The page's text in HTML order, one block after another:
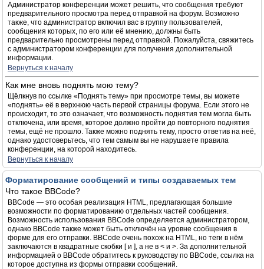
Администратор конференции может решить, что сообщения требуют
предварительного просмотра перед отправкой на форум. Возможно
также, что администратор включил вас в группу пользователей,
сообщения которых, по его или её мнению, должны быть
предварительно просмотрены перед отправкой. Пожалуйста, свяжитесь
с администратором конференции для получения дополнительной
информации.
Вернуться к началу
Как мне вновь поднять мою тему?
Щёлкнув по ссылке «Поднять тему» при просмотре темы, вы можете
«поднять» её в верхнюю часть первой страницы форума. Если этого не
происходит, то это означает, что возможность поднятия тем могла быть
отключена, или время, которое должно пройти до повторного поднятия
темы, ещё не прошло. Также можно поднять тему, просто ответив на неё,
однако удостоверьтесь, что тем самым вы не нарушаете правила
конференции, на которой находитесь.
Вернуться к началу
Форматирование сообщений и типы создаваемых тем
Что такое BBCode?
BBCode — это особая реализация HTML, предлагающая большие
возможности по форматированию отдельных частей сообщения.
Возможность использования BBCode определяется администратором,
однако BBCode также может быть отключён на уровне сообщения в
форме для его отправки. BBCode очень похож на HTML, но теги в нём
заключаются в квадратные скобки [ и ], а не в < и >. За дополнительной
информацией о BBCode обратитесь к руководству по BBCode, ссылка на
которое доступна из формы отправки сообщений.